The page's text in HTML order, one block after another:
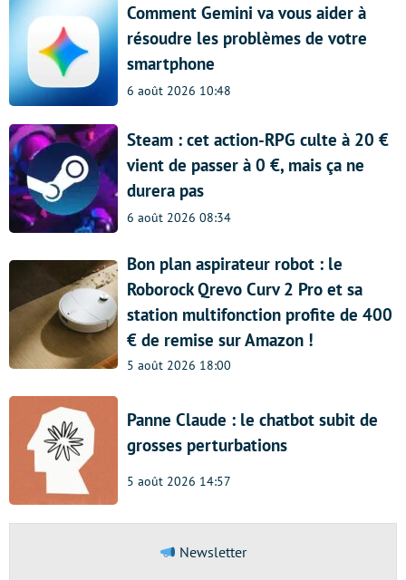
Comment Gemini va vous aider à
résoudre les problèmes de votre
smartphone
6 août 2026 10:48
Steam : cet action-RPG culte à 20 €
vient de passer à 0 €, mais ça ne
durera pas
6 août 2026 08:34
Bon plan aspirateur robot : le
Roborock Qrevo Curv 2 Pro et sa
station multifonction profite de 400
€ de remise sur Amazon !
5 août 2026 18:00
Panne Claude : le chatbot subit de
grosses perturbations
5 août 2026 14:57
Newsletter